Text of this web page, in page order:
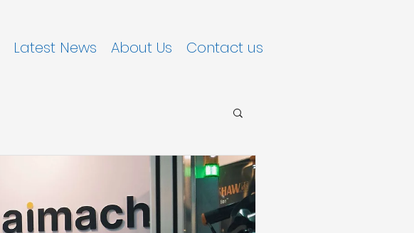
Latest News About Us Contact us